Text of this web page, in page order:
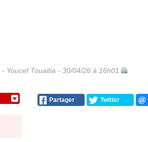
- Youcef Touaitia - 30/04/26 à 16h01
Partager Twitter